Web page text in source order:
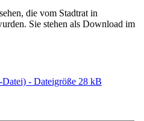
die vom Stadtrat in
Sie stehen als Download im
Datei) - Dateigröße 28 kB